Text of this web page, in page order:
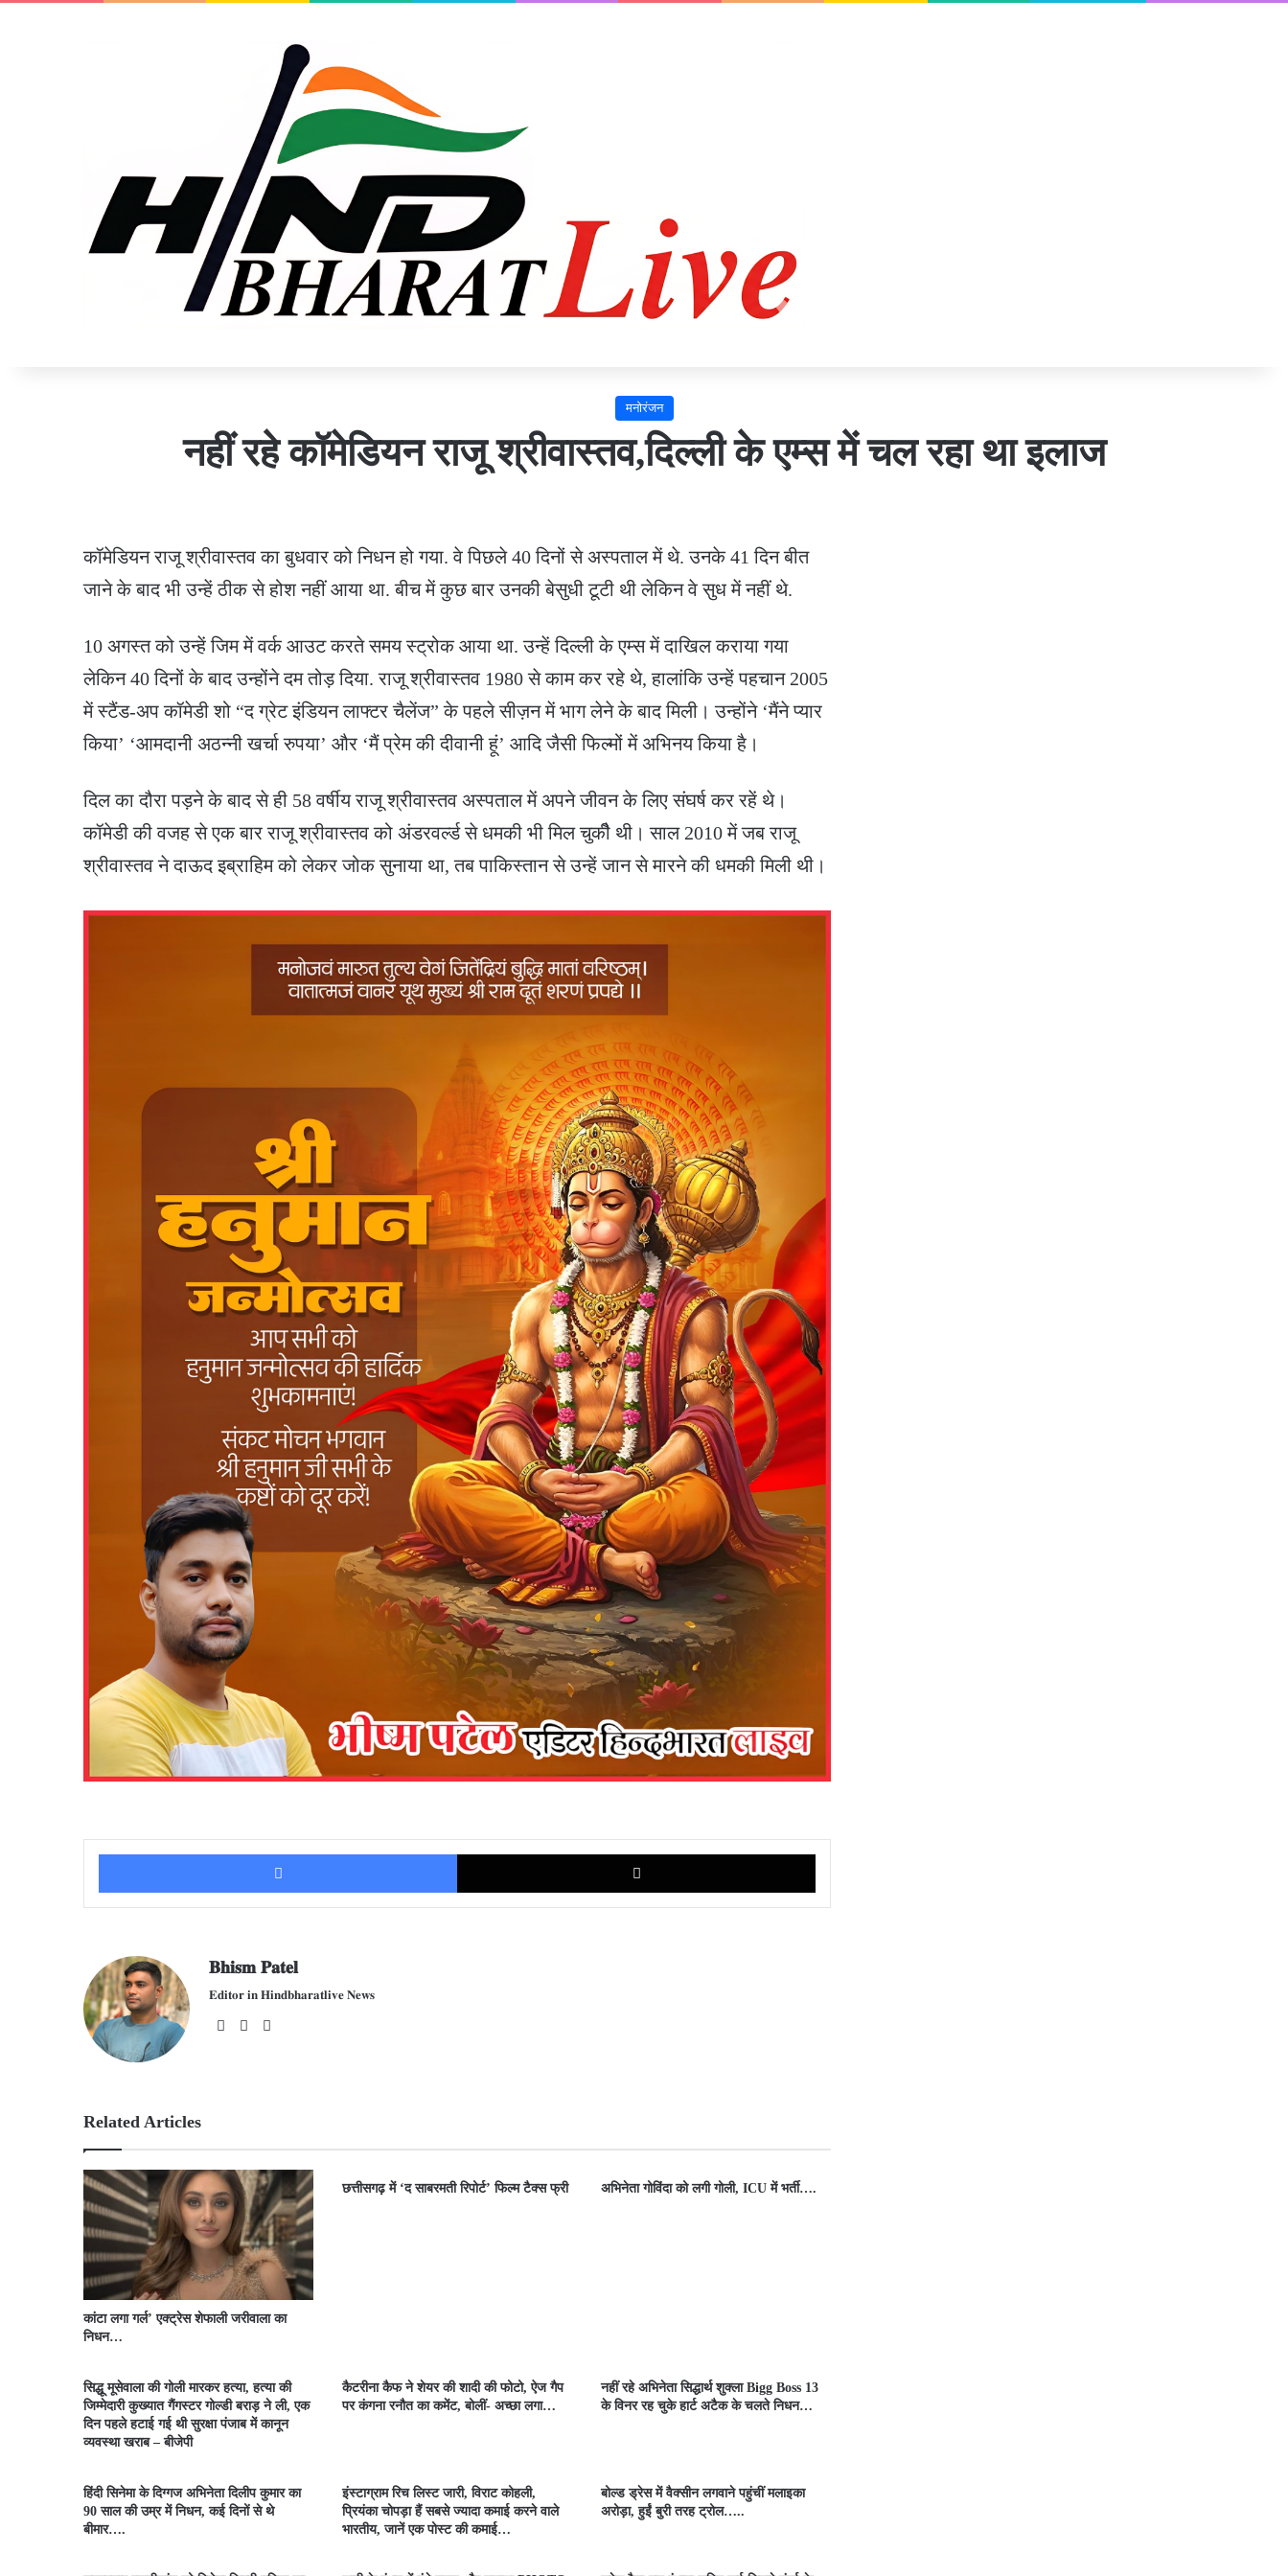
मनोरंजन
नहीं रहे कॉमेडियन राजू श्रीवास्तव,दिल्ली के एम्स में चल रहा था इलाज
कॉमेडियन राजू श्रीवास्तव का बुधवार को निधन हो गया. वे पिछले 40 दिनों से अस्पताल में थे. उनके 41 दिन बीत
जाने के बाद भी उन्हें ठीक से होश नहीं आया था. बीच में कुछ बार उनकी बेसुधी टूटी थी लेकिन वे सुध में नहीं थे.
10 अगस्त को उन्हें जिम में वर्क आउट करते समय स्ट्रोक आया था. उन्हें दिल्ली के एम्स में दाखिल कराया गया
लेकिन 40 दिनों के बाद उन्होंने दम तोड़ दिया. राजू श्रीवास्तव 1980 से काम कर रहे थे, हालांकि उन्हें पहचान 2005
में स्टैंड-अप कॉमेडी शो “द ग्रेट इंडियन लाफ्टर चैलेंज” के पहले सीज़न में भाग लेने के बाद मिली। उन्होंने ‘मैंने प्यार
किया’ ‘आमदानी अठन्नी खर्चा रुपया’ और ‘मैं प्रेम की दीवानी हूं’ आदि जैसी फिल्मों में अभिनय किया है।
दिल का दौरा पड़ने के बाद से ही 58 वर्षीय राजू श्रीवास्तव अस्पताल में अपने जीवन के लिए संघर्ष कर रहें थे।
कॉमेडी की वजह से एक बार राजू श्रीवास्तव को अंडरवर्ल्ड से धमकी भी मिल चुकीै थी। साल 2010 में जब राजू
श्रीवास्तव ने दाऊद इब्राहिम को लेकर जोक सुनाया था, तब पाकिस्तान से उन्हें जान से मारने की धमकी मिली थी।
Facebook
𝐁𝐡𝐢𝐬𝐦 𝐏𝐚𝐭𝐞𝐥
𝐄𝐝𝐢𝐭𝐨𝐫 𝐢𝐧 𝐇𝐢𝐧𝐝𝐛𝐡𝐚𝐫𝐚𝐭𝐥𝐢𝐯𝐞 𝐍𝐞𝐰𝐬
We
Fac
Related Articles
कांटा लगा गर्ल’ एक्ट्रेस शेफाली जरीवाला का
निधन…
छत्तीसगढ़ में ‘द साबरमती रिपोर्ट’ फिल्म टैक्स फ्री अभिनेता गोविंदा को लगी गोली, ICU में भर्ती….
सिद्धू मूसेवाला की गोली मारकर हत्या, हत्या की
जिम्मेदारी कुख्यात गैंगस्टर गोल्डी बराड़ ने ली, एक
दिन पहले हटाई गई थी सुरक्षा पंजाब में कानून
व्यवस्था खराब – बीजेपी
कैटरीना कैफ ने शेयर की शादी की फोटो, ऐज गैप
पर कंगना रनौत का कमेंट, बोलीं- अच्छा लगा…
नहीं रहे अभिनेता सिद्धार्थ शुक्ला Bigg Boss 13
के विनर रह चुके हार्ट अटैक के चलते निधन…
हिंदी सिनेमा के दिग्गज अभिनेता दिलीप कुमार का
90 साल की उम्र में निधन, कई दिनों से थे
बीमार….
इंस्टाग्राम रिच लिस्ट जारी, विराट कोहली,
प्रियंका चोपड़ा हैं सबसे ज्यादा कमाई करने वाले
भारतीय, जानें एक पोस्ट की कमाई…
बोल्ड ड्रेस में वैक्सीन लगवाने पहुंचीं मलाइका
अरोड़ा, हुईं बुरी तरह ट्रोल…..